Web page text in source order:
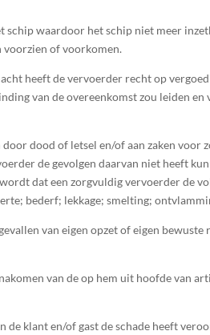
waardoor het schip niet meer
voorzien of voorkomen.
heeft de vervoerder recht op
van de overeenkomst zou leiden en
dood of letsel en/of aan zaken
de gevolgen daarvan niet heeft
dat een zorgvuldig vervoerder de
bederf; lekkage; smelting;
van eigen opzet of eigen
van de op hem uit hoofde van
klant en/of gast de schade heeft